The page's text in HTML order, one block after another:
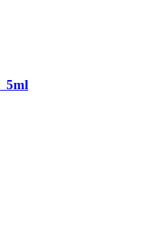
5ml